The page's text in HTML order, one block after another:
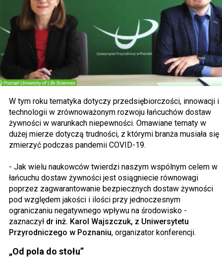
W tym roku tematyka dotyczy przedsiębiorczości, innowacji i
technologii w zrównoważonym rozwoju łańcuchów dostaw
żywności w warunkach niepewności. Omawiane tematy w
dużej mierze dotyczą trudności, z którymi branża musiała się
zmierzyć podczas pandemii COVID-19.
- Jak wielu naukowców twierdzi naszym wspólnym celem w
łańcuchu dostaw żywności jest osiągniecie równowagi
poprzez zagwarantowanie bezpiecznych dostaw żywności
pod względem jakości i ilości przy jednoczesnym
ograniczaniu negatywnego wpływu na środowisko -
zaznaczył dr inż. Karol Wajszczuk, z Uniwersytetu
Przyrodniczego w Poznaniu, organizator konferencji.
„Od pola do stołu”